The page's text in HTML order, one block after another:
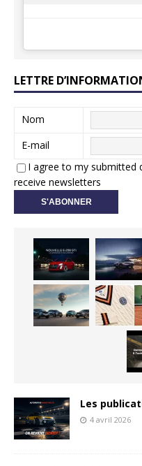
LETTRE
Nom
E-mail
I agree to my submitted
receive newsletters
Les
4 avril 2026